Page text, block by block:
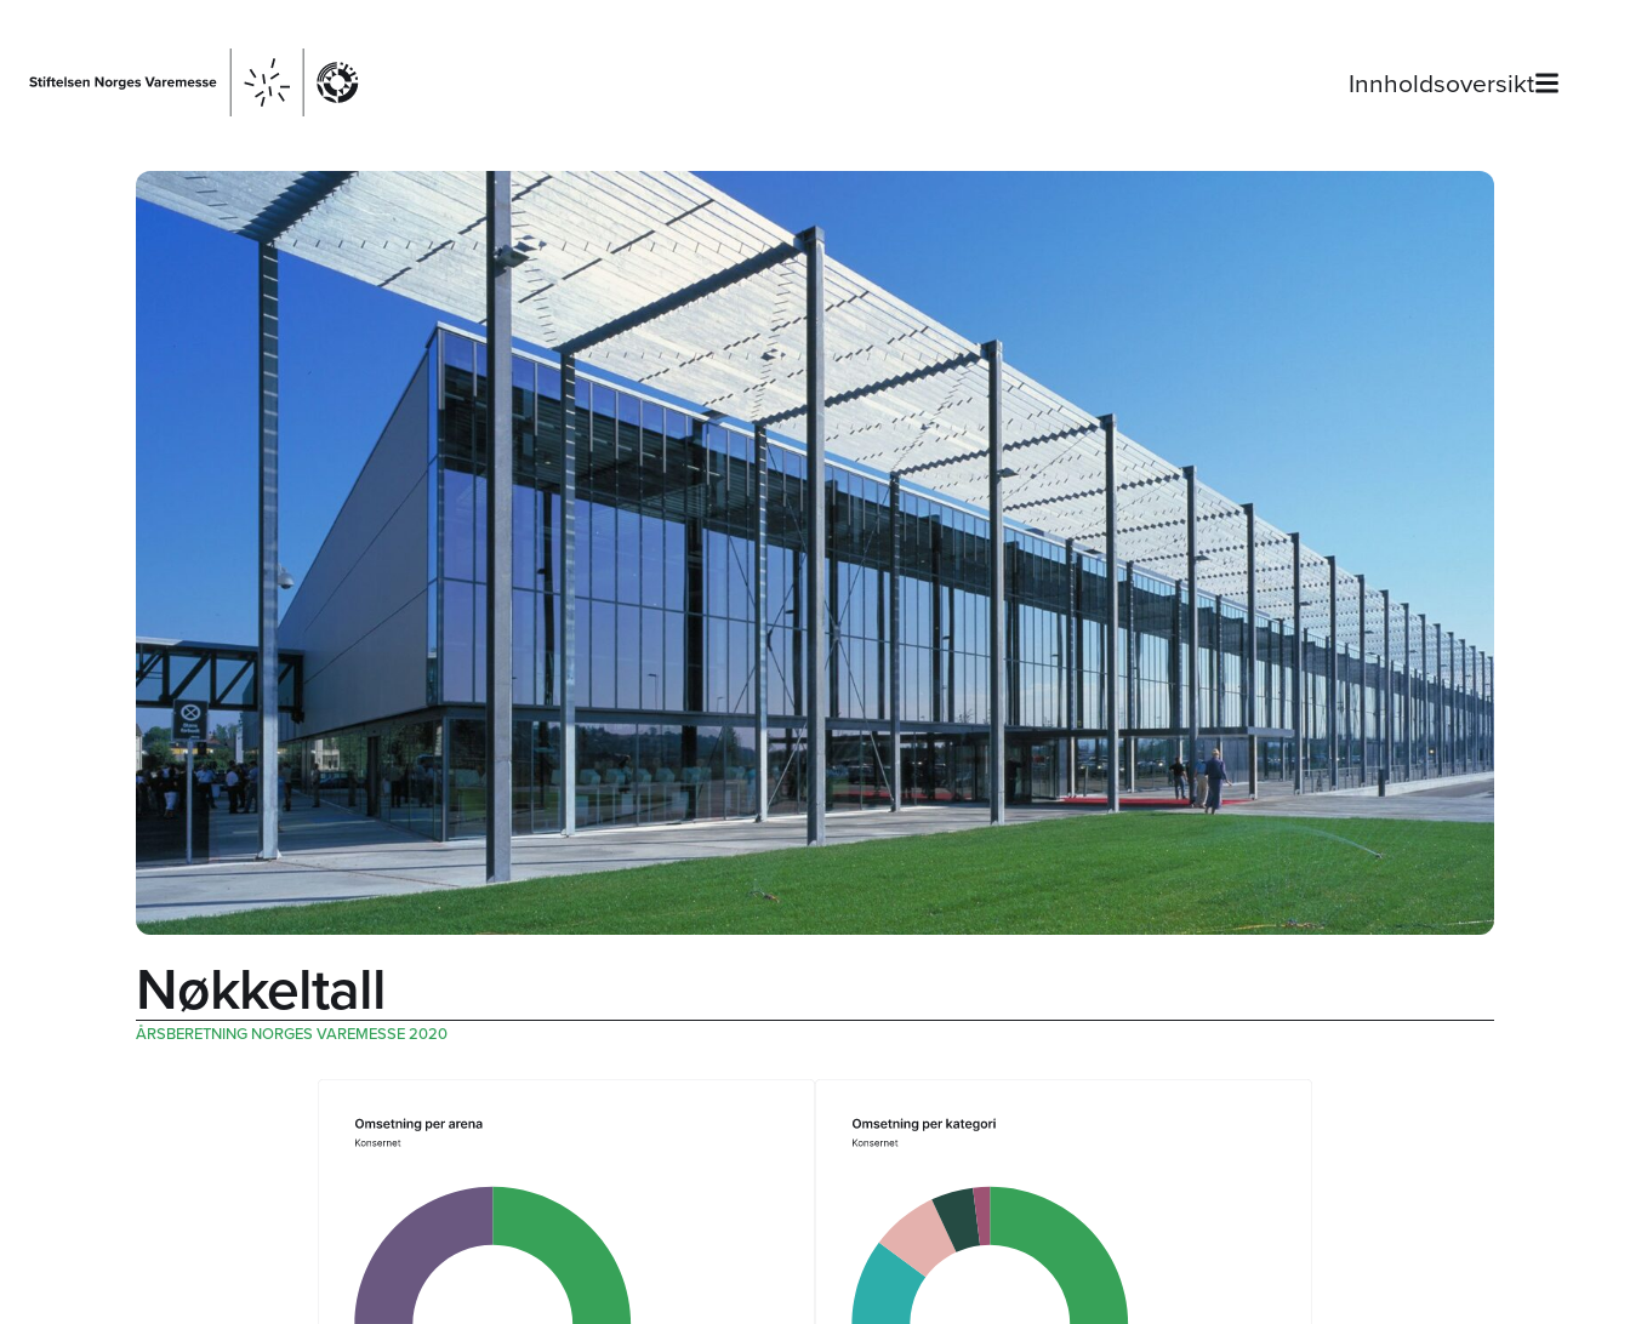
Innholdsoversikt
Nøkkeltall
ÅRSBERETNING NORGES VAREMESSE 2020